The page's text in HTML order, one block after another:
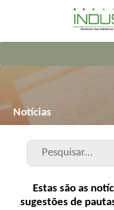
Notícias
Estas são as
sugestões de